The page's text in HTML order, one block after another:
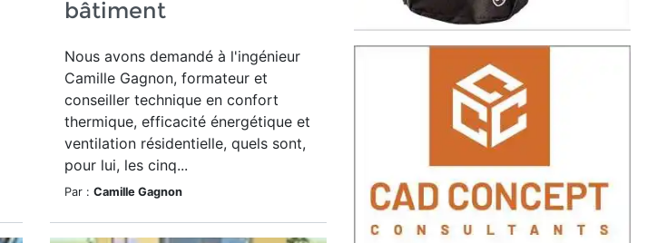
bâtiment
Nous avons demandé à l'ingénieur
Camille Gagnon, formateur et
conseiller technique en confort
thermique, efficacité énergétique et
ventilation résidentielle, quels sont,
pour lui, les cinq...
Par : Camille Gagnon